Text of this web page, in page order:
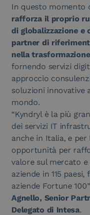
In questo momento
rafforza il proprio
di globalizzazione e
partner di
nella
fornendo servizi
approccio
soluzioni innovative
mondo.
“Kyndryl è la più
dei servizi IT
anche in Italia, e
opportunità per
valore sul mercato
aziende in 115
aziende Fortune
Agnello, Senior
Delegato di Intesa.